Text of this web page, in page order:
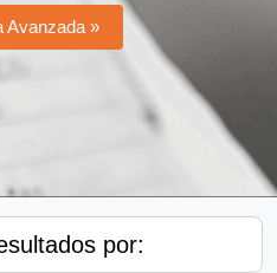
Avanzada »
por: